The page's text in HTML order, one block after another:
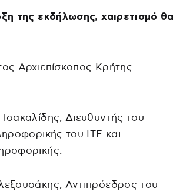
της εκδήλωσης, χαιρετισμό θα
Αρχιεπίσκοπος Κρήτης
Διευθυντής του
του ΙΤΕ και
Αντιπρόεδρος του